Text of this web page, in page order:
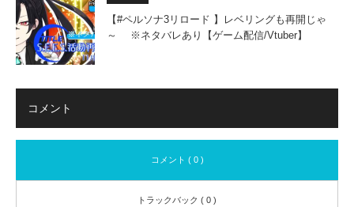
【#ペルソナ3リロード 】レベリングも再開じゃ
～ ※ネタバレあり【ゲーム配信/Vtuber】
コメント
コメント ( 0 )
トラックバック ( 0 )